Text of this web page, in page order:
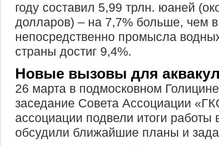
году составил 5,99 трлн. юаней
долларов) – на 7,7% больше, чем
непосредственно промысла
страны достиг 9,4%.
Новые вызовы для
26 марта в подмосковном
заседание Совета Ассоциации
ассоциации подвели итоги
обсудили ближайшие планы и